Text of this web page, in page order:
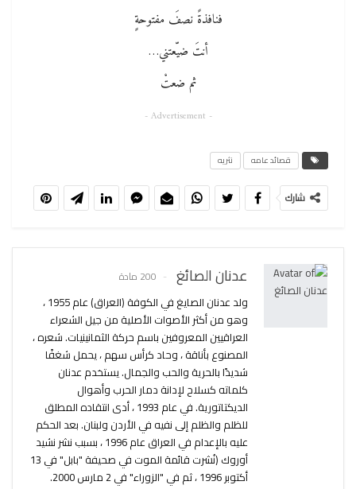
فنافذةً نصفَ مفتوحةٍ
أنتَ ضيّعتني…
ثم ضعتْ
- Advertisement -
قصائد عامه نثريه
شارك
عدنان الصائغ 200 مادة
ولد عدنان الصايغ في الكوفة (العراق) عام 1955 ،
وهو من أكثر الأصوات الأصلية من جيل الشعراء
العراقيين المعروفين باسم حركة الثمانينيات. شعره ،
المصنوع بأناقة ، وحاد كرأس سهم ، يحمل شغفًا
شديدًا بالحرية والحب والجمال. يستخدم عدنان
كلماته كسلاح لإدانة دمار الحرب وأهوال
الديكتاتورية. في عام 1993 ، أدى انتقاده المطلق
للظلم والظلم إلى نفيه في الأردن ولبنان. بعد الحكم
عليه بالإعدام في العراق عام 1996 ، بسبب نشر نشيد
أوروك (نُشرت قائمة الموت في صحيفة "بابل" في 13
أكتوبر 1996 ، ثم في "الزوراء" في 2 مارس 2000.